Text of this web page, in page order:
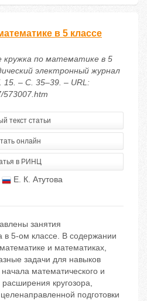
в 5 классе
по математике в 5
электронный журнал
– С. 35–39. – URL:
573007.htm
текст статьи
онлайн
в РИНЦ
Е. К. Атутова
занятия
в 5-ом классе. В содержании
и математиках,
задачи для навыков
начала математического и
кругозора,
подготовки